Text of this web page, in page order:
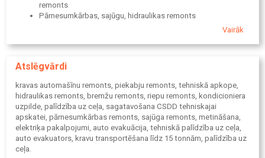
remonts
Pārnesumkārbas, sajūgu, hidraulikas remonts
Avārijas palīdzība, evakuācija, tehniskas problēmas
Diagnostika un remonts dažādiem kravas auto un piekabju
Vairāk
Atslēgvārdi
kravas automašīnu remonts, piekabju remonts, tehniskā apkope,
hidraulikas remonts, bremžu remonts, riepu remonts, kondicioniera
uzpilde, palīdzība uz ceļa, sagatavošana CSDD tehniskajai
apskatei, pārnesumkārbas remonts, sajūga remonts, metināšana,
elektriķa pakalpojumi, auto evakuācija, tehniskā palīdzība uz ceļa,
auto evakuators, kravu transportēšana līdz 15 tonnām, palīdzība uz
ceļa.